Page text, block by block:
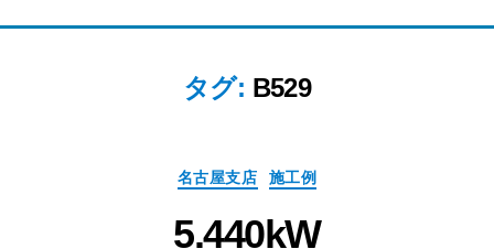
タグ: B529
名古屋支店 施工例
5.440kW